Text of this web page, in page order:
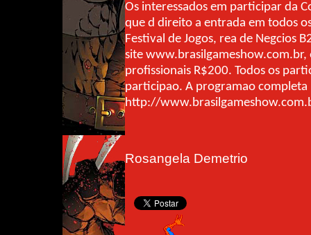
Os interessados em participar da
que d direito a entrada em todos
Festival de Jogos, rea de Negcios
site www.brasilgameshow.com.br,
profissionais R$200. Todos os
participao. A programao
http://
Rosangela Demetrio